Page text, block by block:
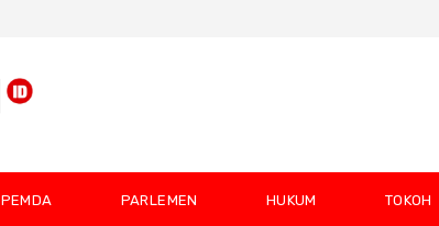
PEMDA PARLEMEN HUKUM TOKOH